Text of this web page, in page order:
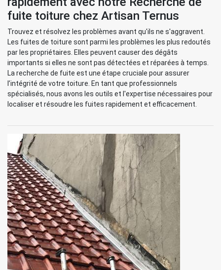
fuite toiture chez Artisan Ternus
Trouvez et résolvez les problèmes avant qu'ils ne s'aggravent.
Les fuites de toiture sont parmi les problèmes les plus redoutés
par les propriétaires. Elles peuvent causer des dégâts
importants si elles ne sont pas détectées et réparées à temps.
La recherche de fuite est une étape cruciale pour assurer
l’intégrité de votre toiture. En tant que professionnels
spécialisés, nous avons les outils et l'expertise nécessaires pour
localiser et résoudre les fuites rapidement et efficacement.